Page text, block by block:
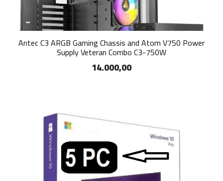
Antec C3 ARGB Gaming Chassis and Atom V750 Power
Supply Veteran Combo C3-750W
14.000,00